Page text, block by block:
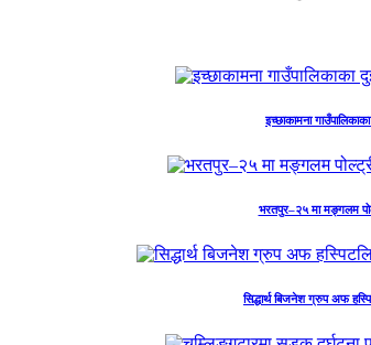
इच्छाकामना
भरतपुर–२५ मा मङ्गलम
सिद्धार्थ बिजनेश ग्रुप अफ